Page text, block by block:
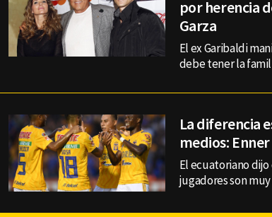
por herencia
Garza
El ex Garibaldi
debe tener la
La diferencia
medios: Enner
El ecuatoriano
jugadores son